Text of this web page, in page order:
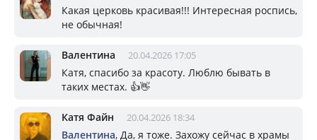
Какая церковь красивая!!! Интересная роспись,
не обычная!
Валентина 20.04.2026 17:05
Катя, спасибо за красоту. Люблю бывать в
таких местах. 👍👋
Катя Файн 20.04.2026 18:34
Валентина, Да, я тоже. Захожу сейчас в храмы